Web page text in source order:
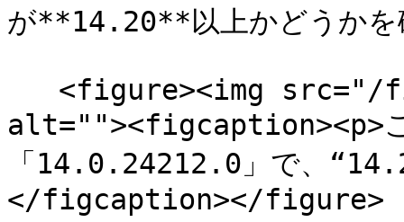
が**14.20**以上かどうかを
alt=""><figcaption><p>こ
「14.0.24212.0」で、
</figcaption></figure>